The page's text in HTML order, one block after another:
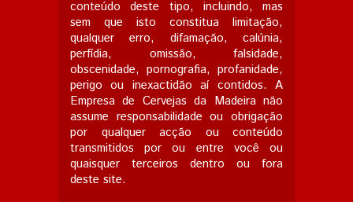
conteúdo deste tipo, incluindo, mas
sem que isto constitua limitação,
qualquer erro, difamação, calúnia,
perfídia, omissão, falsidade,
obscenidade, pornografia, profanidade,
perigo ou inexactidão aí contidos. A
Empresa de Cervejas da Madeira não
assume responsabilidade ou obrigação
por qualquer acção ou conteúdo
transmitidos por ou entre você ou
quaisquer terceiros dentro ou fora
deste site.